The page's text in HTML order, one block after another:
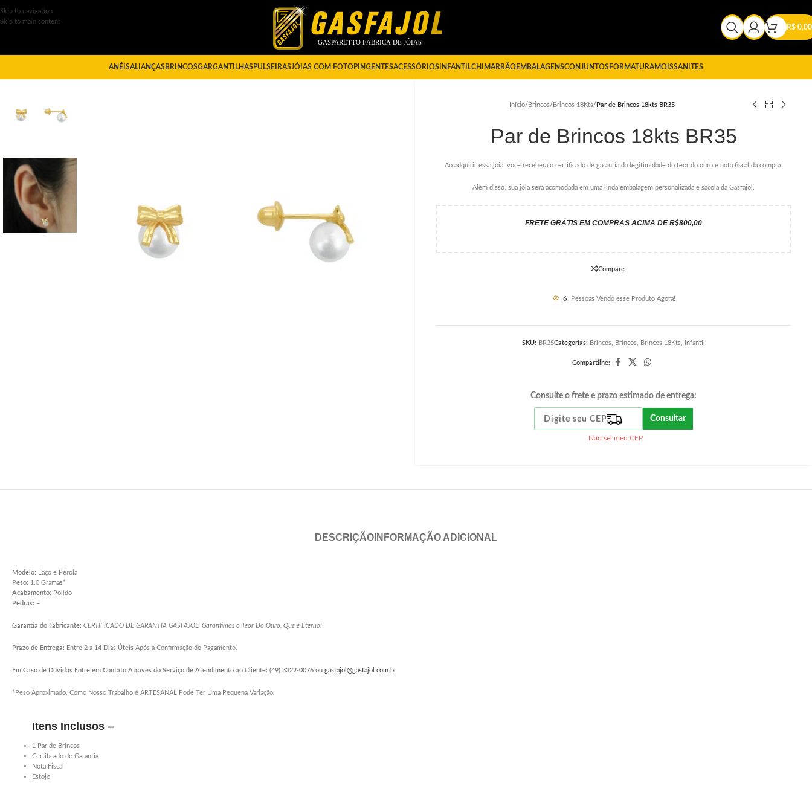
Skip to navigation
Skip to main content
R$ 0,00
ANÉISALIANÇAS BRINCOSGARGANTILHAS PULSEIRASJÓIAS COM FOTOPINGENTESACESSÓRIOS INFANTILCHIMARRÃOEMBALAGENSCONJUNTOS FORMATURAMOISSANITES
Início/ Brincos/ Brincos 18Kts/ Par de Brincos 18kts BR35
Par de Brincos 18kts BR35
Ao adquirir essa jóia, você receberá o certificado de garantia da legitimidade do teor do ouro e nota fiscal da compra.
Além disso, sua jóia será acomodada em uma linda embalagem personalizada e sacola da Gasfajol.
FRETE GRÁTIS EM COMPRAS ACIMA DE R$800,00
Compare
6 Pessoas Vendo esse Produto Agora!
SKU: BR35Categorias: Brincos Brincos Brincos 18Kts Infantil
Compartilhe:
Consulte o frete e prazo estimado de entrega:
Consultar
Não sei meu CEP
DESCRIÇÃO INFORMAÇÃO ADICIONAL
Modelo: Laço e Pérola
Peso: 1.0 Gramas*
Acabamento: Polido
Pedras: –
Garantia do Fabricante: CERTIFICADO DE GARANTIA GASFAJOL! Garantimos o Teor Do Ouro, Que é Eterno!
Prazo de Entrega: Entre 2 a 14 Dias Úteis Após a Confirmação do Pagamento.
Em Caso de Dúvidas Entre em Contato Através do Serviço de Atendimento ao Cliente: (49) 3322-0076 ou gasfajol@gasfajol.com.br
*Peso Aproximado, Como Nosso Trabalho é ARTESANAL Pode Ter Uma Pequena Variação.
Itens Inclusos
1 Par de Brincos
Certificado de Garantia
Nota Fiscal
Estojo